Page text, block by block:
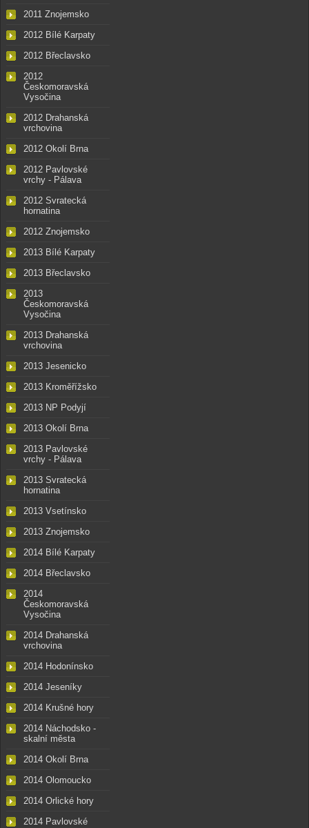
2011 Znojemsko
2012 Bílé Karpaty
2012 Břeclavsko
2012
Českomoravská
Vysočina
2012 Drahanská
vrchovina
2012 Okolí Brna
2012 Pavlovské
vrchy - Pálava
2012 Svratecká
hornatina
2012 Znojemsko
2013 Bílé Karpaty
2013 Břeclavsko
2013
Českomoravská
Vysočina
2013 Drahanská
vrchovina
2013 Jesenicko
2013 Kroměřížsko
2013 NP Podyjí
2013 Okolí Brna
2013 Pavlovské
vrchy - Pálava
2013 Svratecká
hornatina
2013 Vsetínsko
2013 Znojemsko
2014 Bílé Karpaty
2014 Břeclavsko
2014
Českomoravská
Vysočina
2014 Drahanská
vrchovina
2014 Hodonínsko
2014 Jeseníky
2014 Krušné hory
2014 Náchodsko -
skalní města
2014 Okolí Brna
2014 Olomoucko
2014 Orlické hory
2014 Pavlovské